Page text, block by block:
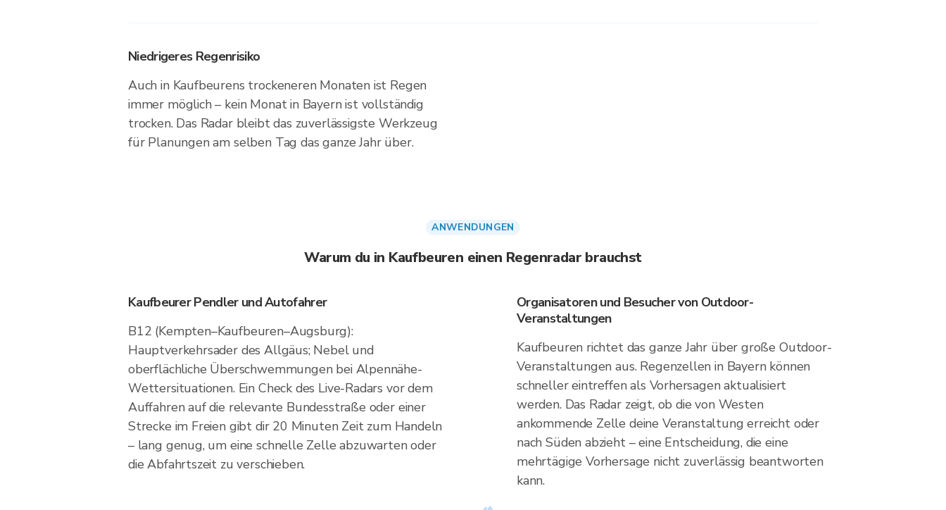
Niedrigeres Regenrisiko
Auch in Kaufbeurens trockeneren Monaten ist Regen
immer möglich – kein Monat in Bayern ist vollständig
trocken. Das Radar bleibt das zuverlässigste Werkzeug
für Planungen am selben Tag das ganze Jahr über.
ANWENDUNGEN
Warum du in Kaufbeuren einen Regenradar brauchst
Kaufbeurer Pendler und Autofahrer
B12 (Kempten–Kaufbeuren–Augsburg):
Hauptverkehrsader des Allgäus; Nebel und
oberflächliche Überschwemmungen bei Alpennähe-
Wettersituationen. Ein Check des Live-Radars vor dem
Auffahren auf die relevante Bundesstraße oder einer
Strecke im Freien gibt dir 20 Minuten Zeit zum Handeln
– lang genug, um eine schnelle Zelle abzuwarten oder
die Abfahrtszeit zu verschieben.
Organisatoren und Besucher von Outdoor-
Veranstaltungen
Kaufbeuren richtet das ganze Jahr über große Outdoor-
Veranstaltungen aus. Regenzellen in Bayern können
schneller eintreffen als Vorhersagen aktualisiert
werden. Das Radar zeigt, ob die von Westen
ankommende Zelle deine Veranstaltung erreicht oder
nach Süden abzieht – eine Entscheidung, die eine
mehrtägige Vorhersage nicht zuverlässig beantworten
kann.